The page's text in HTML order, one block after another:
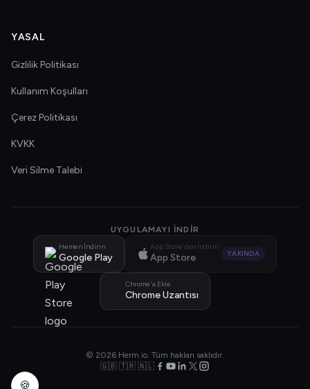
YASAL
Gizlilik Politikası
Kullanım Koşulları
Çerez Politikası
KVKK
Veri Silme Talebi
UYGULAMAYI İNDIR
Hemen İndirin
Google Play
App Store'dan İndirin
App Store YAKINDA
Chrome'a Ekle
Chrome Uzantısı
© 2026 Herm.io. Tüm hakları saklıdır.
🇬🇧 🇹🇷 🇳🇱
🍪